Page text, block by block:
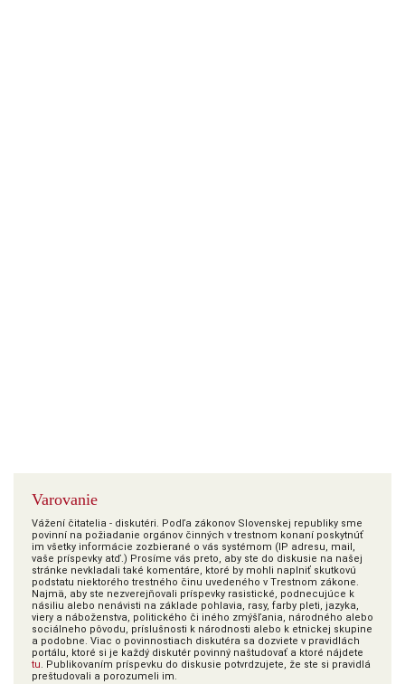
Varovanie
Vážení čitatelia - diskutéri. Podľa zákonov Slovenskej republiky sme
povinní na požiadanie orgánov činných v trestnom konaní poskytnúť
im všetky informácie zozbierané o vás systémom (IP adresu, mail,
vaše príspevky atď.) Prosíme vás preto, aby ste do diskusie na našej
stránke nevkladali také komentáre, ktoré by mohli naplniť skutkovú
podstatu niektorého trestného činu uvedeného v Trestnom zákone.
Najmä, aby ste nezverejňovali príspevky rasistické, podnecujúce k
násiliu alebo nenávisti na základe pohlavia, rasy, farby pleti, jazyka,
viery a náboženstva, politického či iného zmýšľania, národného alebo
sociálneho pôvodu, príslušnosti k národnosti alebo k etnickej skupine
a podobne. Viac o povinnostiach diskutéra sa dozviete v pravidlách
portálu, ktoré si je každý diskutér povinný naštudovať a ktoré nájdete
tu. Publikovaním príspevku do diskusie potvrdzujete, že ste si pravidlá
preštudovali a porozumeli im.